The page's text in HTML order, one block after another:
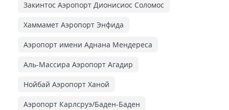
Закинтос Аэропорт Дионисиос Соломос
Хаммамет Аэропорт Энфида
Аэропорт имени Аднана Мендереса
Аль-Массира Аэропорт Агадир
Нойбай Аэропорт Ханой
Аэропорт Карлсруэ/Баден-Баден